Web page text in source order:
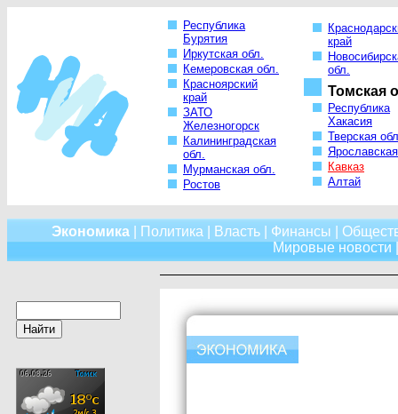
Республика
Бурятия
Иркутская обл.
Кемеровская обл.
Красноярский
край
ЗАТО
Железногорск
Калининградская
обл.
Мурманская обл.
Ростов
край
обл.
Томская
Республика
Хакасия
Тверская
Кавказ
Алтай
Экономика| Политика Власть| Финансы
Мировые новости